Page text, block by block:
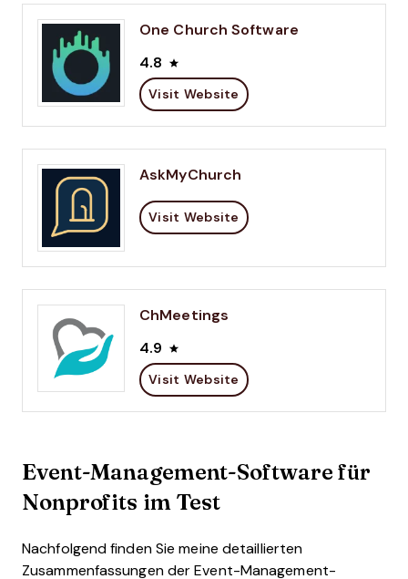
One Church Software
4.8
Visit Website
AskMyChurch
Visit Website
ChMeetings
4.9
Visit Website
Event-Management-Software für
Nonprofits im Test
Nachfolgend finden Sie meine detaillierten
Zusammenfassungen der Event-Management-